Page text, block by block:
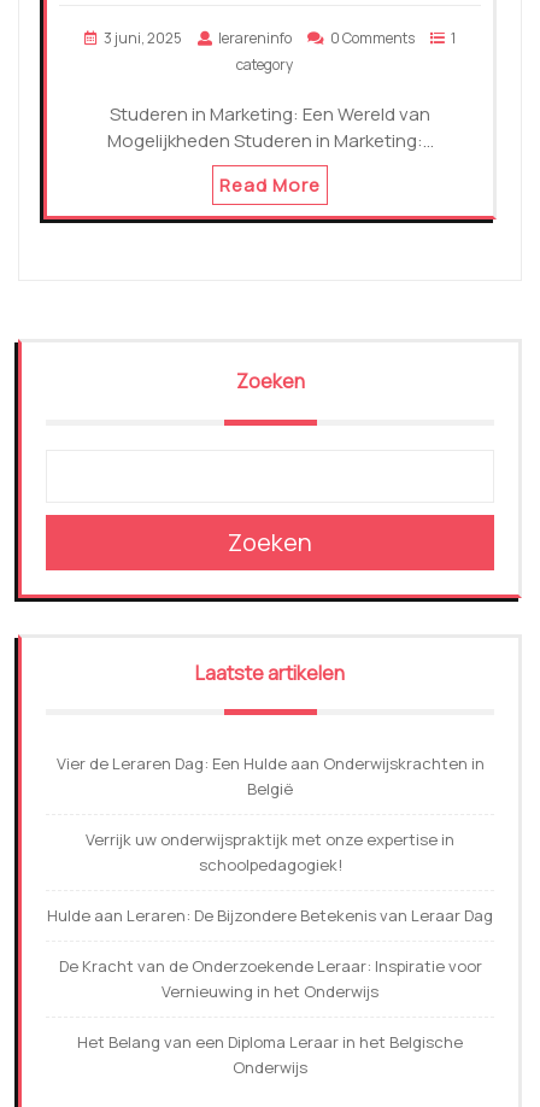
3 juni, 2025 lerareninfo 0 Comments
1
category
Studeren in Marketing: Een Wereld van
Mogelijkheden Studeren in Marketing:…
Read More
Zoeken
Zoeken
Laatste artikelen
Vier de Leraren Dag: Een Hulde aan Onderwijskrachten in
België
Verrijk uw onderwijspraktijk met onze expertise in
schoolpedagogiek!
Hulde aan Leraren: De Bijzondere Betekenis van Leraar Dag
De Kracht van de Onderzoekende Leraar: Inspiratie voor
Vernieuwing in het Onderwijs
Het Belang van een Diploma Leraar in het Belgische
Onderwijs